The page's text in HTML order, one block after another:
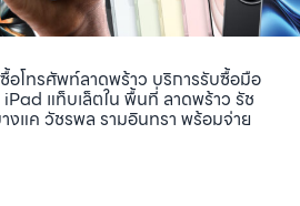
อโทรศัพท์ลาดพร้าว บริการรับซื้อมือ
แท็บเล็ตใน พื้นที่ ลาดพร้าว รัช
งแค วัชรพล รามอินทรา พร้อมจ่าย